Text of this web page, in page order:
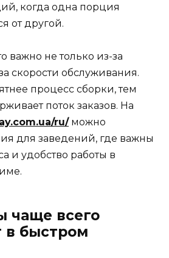
когда одна порция
от другой.
важно не только из-за
скорости обслуживания.
процесс сборки, тем
поток заказов. На
ru/можно
для заведений, где важны
и удобство работы в
чаще всего
в быстром